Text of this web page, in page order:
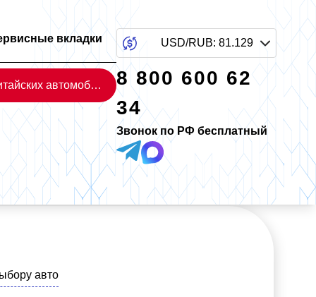
вкладки
Каталог китайских автомобилей
USD/RUB: 81.129
8 800 600 62
34
Звонок по РФ бесплатный
авто